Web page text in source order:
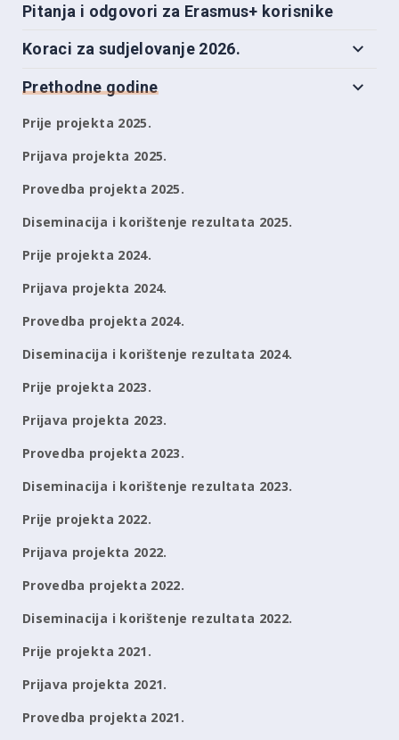
Pitanja i odgovori za Erasmus+ korisnike
Koraci za sudjelovanje 2026.
Prethodne godine
Prije projekta 2025.
Prijava projekta 2025.
Provedba projekta 2025.
Diseminacija i korištenje rezultata 2025.
Prije projekta 2024.
Prijava projekta 2024.
Provedba projekta 2024.
Diseminacija i korištenje rezultata 2024.
Prije projekta 2023.
Prijava projekta 2023.
Provedba projekta 2023.
Diseminacija i korištenje rezultata 2023.
Prije projekta 2022.
Prijava projekta 2022.
Provedba projekta 2022.
Diseminacija i korištenje rezultata 2022.
Prije projekta 2021.
Prijava projekta 2021.
Provedba projekta 2021.